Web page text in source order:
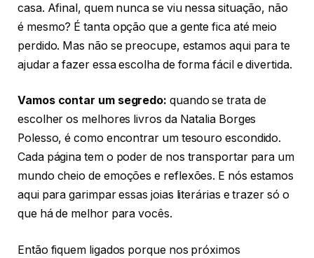
casa. Afinal, quem nunca se viu nessa situação, não
é mesmo? É tanta opção que a gente fica até meio
perdido. Mas não se preocupe, estamos aqui para te
ajudar a fazer essa escolha de forma fácil e divertida.
Vamos contar um segredo: quando se trata de
escolher os melhores livros da Natalia Borges
Polesso, é como encontrar um tesouro escondido.
Cada página tem o poder de nos transportar para um
mundo cheio de emoções e reflexões. E nós estamos
aqui para garimpar essas joias literárias e trazer só o
que há de melhor para vocês.
Então fiquem ligados porque nos próximos